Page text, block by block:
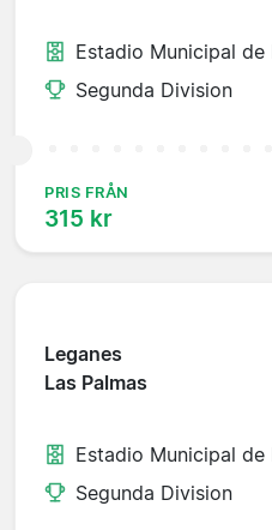
Estadio Municipal de
Segunda Division
PRIS FRÅN
315 kr
Leganes
Las Palmas
Estadio Municipal de
Segunda Division